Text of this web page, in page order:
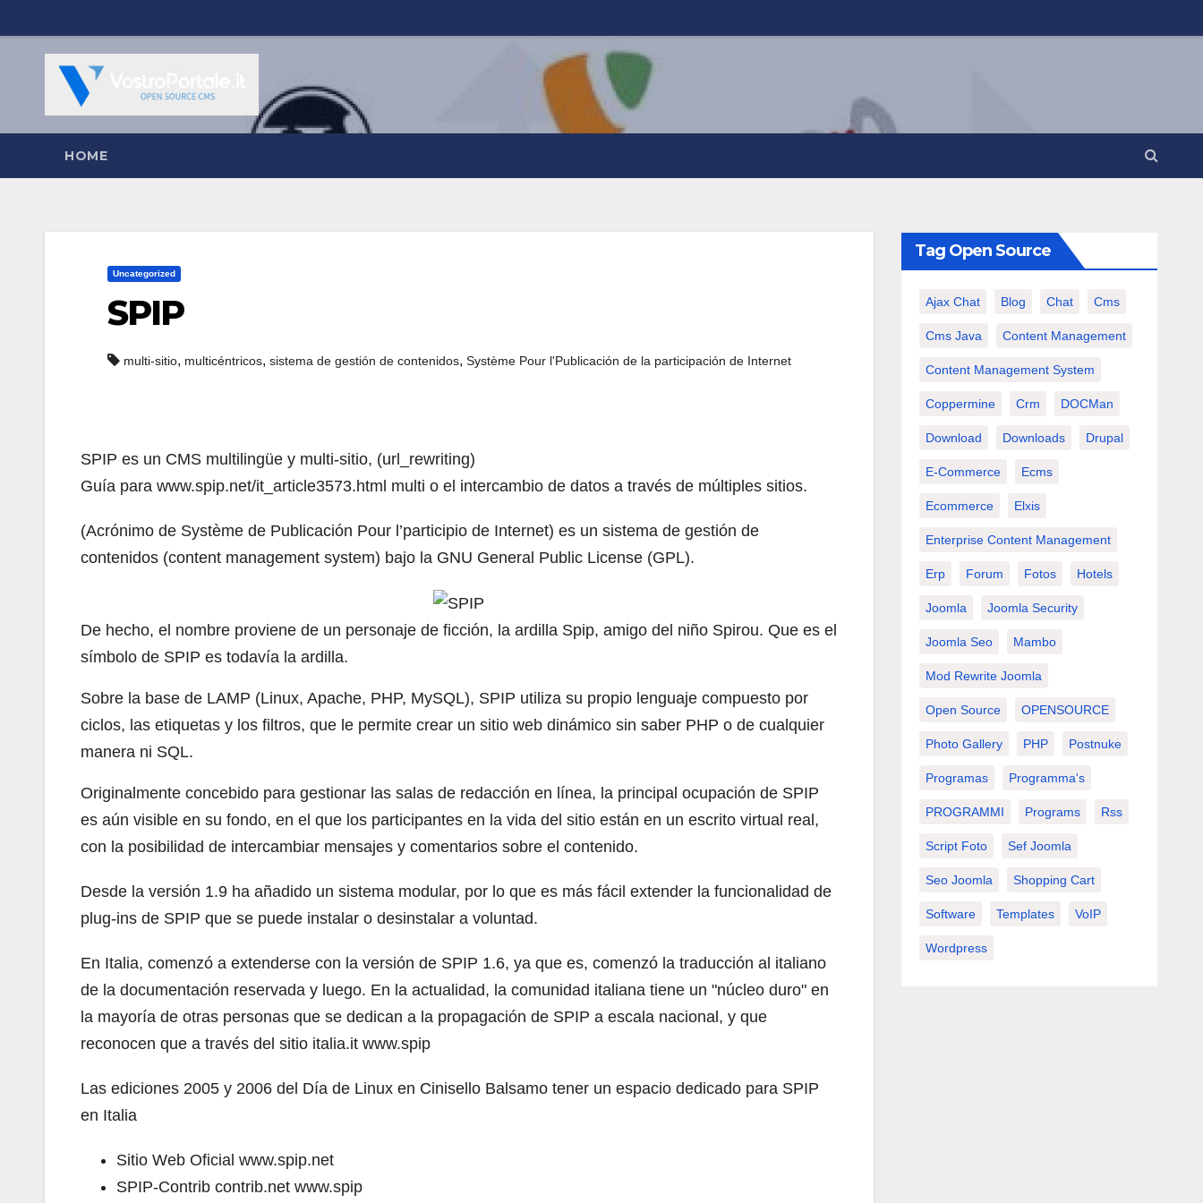
al
contenuto
HOME
Uncategorized
SPIP
multi-sitio, multicéntricos, sistema de gestión de contenidos, Système Pour l'Publicación de la participación de Internet
SPIP es un CMS multilingüe y multi-sitio, (url_rewriting)
Guía para www.spip.net/it_article3573.html multi o el intercambio de datos a través de múltiples sitios.
(Acrónimo de Système de Publicación Pour l’participio de Internet) es un sistema de gestión de
contenidos (content management system) bajo la GNU General Public License (GPL).
De hecho, el nombre proviene de un personaje de ficción, la ardilla Spip, amigo del niño Spirou. Que es el
símbolo de SPIP es todavía la ardilla.
Sobre la base de LAMP (Linux, Apache, PHP, MySQL), SPIP utiliza su propio lenguaje compuesto por
ciclos, las etiquetas y los filtros, que le permite crear un sitio web dinámico sin saber PHP o de cualquier
manera ni SQL.
Originalmente concebido para gestionar las salas de redacción en línea, la principal ocupación de SPIP
es aún visible en su fondo, en el que los participantes en la vida del sitio están en un escrito virtual real,
con la posibilidad de intercambiar mensajes y comentarios sobre el contenido.
Desde la versión 1.9 ha añadido un sistema modular, por lo que es más fácil extender la funcionalidad de
plug-ins de SPIP que se puede instalar o desinstalar a voluntad.
En Italia, comenzó a extenderse con la versión de SPIP 1.6, ya que es, comenzó la traducción al italiano
de la documentación reservada y luego. En la actualidad, la comunidad italiana tiene un "núcleo duro" en
la mayoría de otras personas que se dedican a la propagación de SPIP a escala nacional, y que
reconocen que a través del sitio italia.it www.spip
Las ediciones 2005 y 2006 del Día de Linux en Cinisello Balsamo tener un espacio dedicado para SPIP
en Italia
Sitio Web Oficial www.spip.net
SPIP-Contrib contrib.net www.spip
Tag Open Source
Ajax Chat Blog Chat Cms
Cms Java Content Management
Content Management System
Coppermine Crm DOCMan
Download Downloads Drupal
E-Commerce Ecms
Ecommerce Elxis
Enterprise Content Management
Erp Forum Fotos Hotels
Joomla Joomla Security
Joomla Seo Mambo
Mod Rewrite Joomla
Open Source OPENSOURCE
Photo Gallery PHP Postnuke
Programas Programma's
PROGRAMMI Programs Rss
Script Foto Sef Joomla
Seo Joomla Shopping Cart
Software Templates VoIP
Wordpress